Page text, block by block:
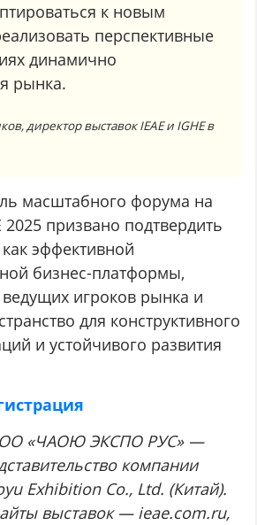
к новым
перспективные
динамично
рынка.
директор выставок IEAE и IGHE в
масштабного форума на
2025 призвано подтвердить
как эффективной
бизнес-платформы,
игроков рынка и
для конструктивного
и устойчивого развития
«ЧАОЮ ЭКСПО РУС» —
компании
Exhibition Co., Ltd. (Китай).
выставок — ieae.com.ru,